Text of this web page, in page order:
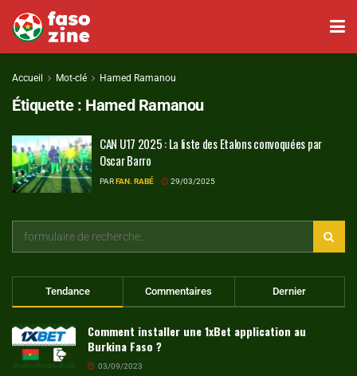
Accueil Mot-clé Hamed Ramanou
Étiquette : Hamed Ramanou
CAN U17 2025 : La liste des Etalons convoquées par
Oscar Barro
PARFAN. RABÉ 29/03/2025
Tendance Commentaires Dernier
Comment installer une 1xBet application au
Burkina Faso ?
03/09/2023